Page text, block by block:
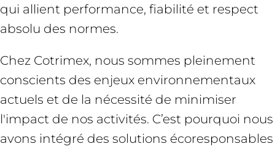
qui allient performance, fiabilité et respect
absolu des normes.
Chez Cotrimex, nous sommes pleinement
conscients des enjeux environnementaux
actuels et de la nécessité de minimiser
l'impact de nos activités. C’est pourquoi nous
avons intégré des solutions écoresponsables